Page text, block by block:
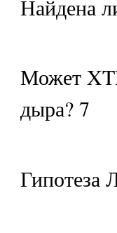
Найдена
Может
дыра? 7
Гипотеза